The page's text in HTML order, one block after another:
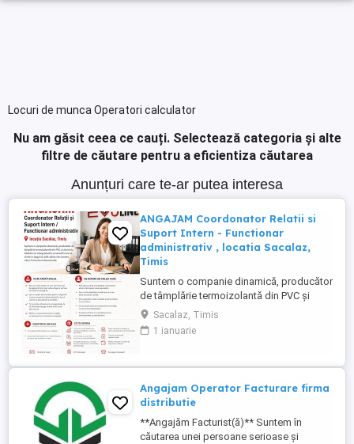
Locuri de munca Operatori calculator
Nu am găsit ceea ce cauți. Selectează categoria și alte
filtre de căutare pentru a eficientiza căutarea
Anunțuri care te-ar putea interesa
ANGAJAM Coordonator Relatii si
Suport Intern - Functionar
administrativ , locatia Sacalaz,
Timis
Suntem o companie dinamică, producător
de tâmplărie termoizolantă din PVC și
aluminiu. Căutăm un coleg deschis și
versatil care se simte în largul lui atât
alături de oameni, cât și în lucrul cu
rol de sprijin, în care vei fi punctul de
legătură între mai multe echipe ...
Sacalaz, Timis
1 ianuarie
Angajam Operator Facturare firma
distributie
**Angajăm Facturist(ă)** Suntem în
căutarea unei persoane serioase și